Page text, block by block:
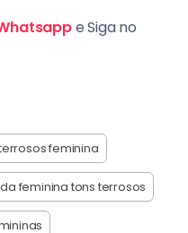
e Siga no
feminina
feminina tons terrosos